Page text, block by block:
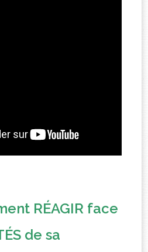
RÉAGIR face
de sa